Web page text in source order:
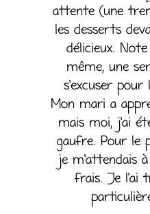
attente (une
les desserts
délicieux.
même, une
s’excuser pour
Mon mari a
mais moi, j’ai
gaufre. Pour le
je m’attendais
frais. Je l’ai